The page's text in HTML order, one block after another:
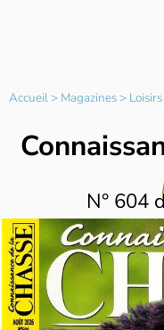
Accueil> Magazines> Loisirs
N° 604